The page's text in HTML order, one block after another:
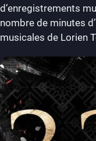
d’enregistrements
nombre de minutes
musicales de Lorien